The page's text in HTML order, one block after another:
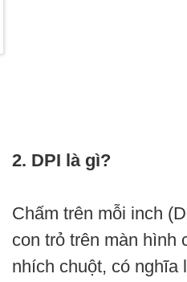
2. DPI là gì?
Chấm trên mỗi inch
con trỏ trên màn hình
nhích chuột, có nghĩa